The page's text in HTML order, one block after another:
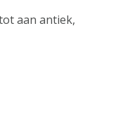
aan antiek,